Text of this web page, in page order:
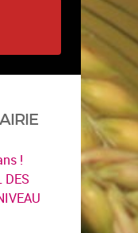
!
DES